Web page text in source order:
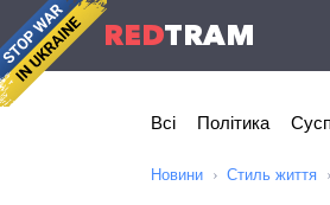
REDTRAM
Всі Політика
Новини Стиль життя